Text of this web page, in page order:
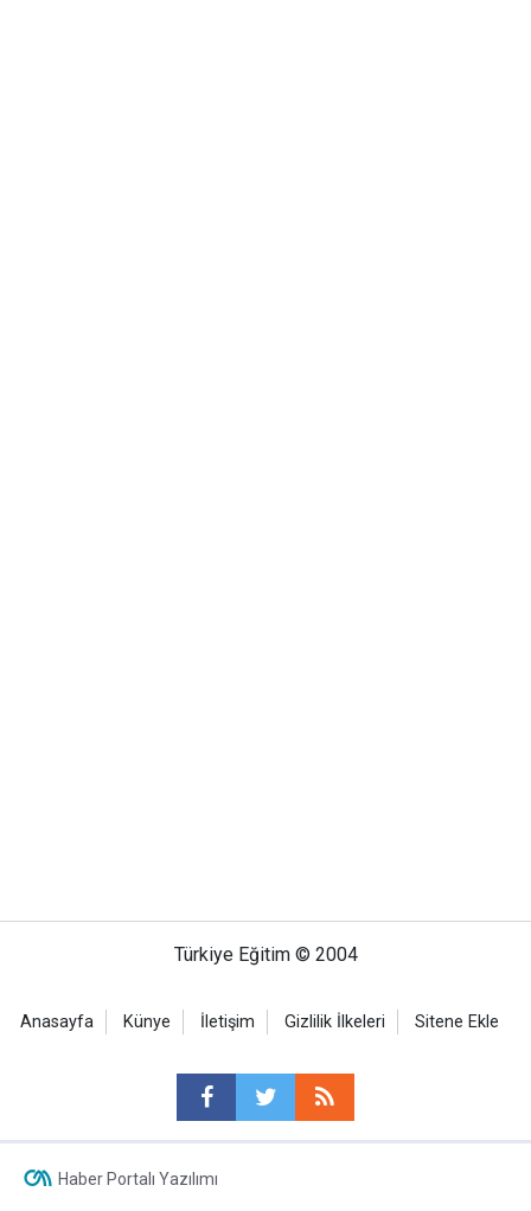
Türkiye Eğitim © 2004
Anasayfa Künye İletişim Gizlilik İlkeleri Sitene Ekle
Haber Portalı Yazılımı